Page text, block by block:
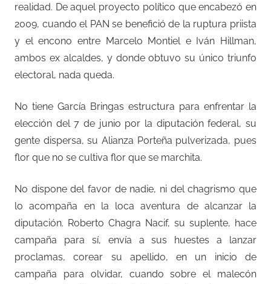
realidad. De aquel proyecto político que encabezó en
2009, cuando el PAN se benefició de la ruptura priista
y el encono entre Marcelo Montiel e Iván Hillman,
ambos ex alcaldes, y donde obtuvo su único triunfo
electoral, nada queda.
No tiene García Bringas estructura para enfrentar la
elección del 7 de junio por la diputación federal, su
gente dispersa, su Alianza Porteña pulverizada, pues
flor que no se cultiva flor que se marchita.
No dispone del favor de nadie, ni del chagrismo que
lo acompaña en la loca aventura de alcanzar la
diputación. Roberto Chagra Nacif, su suplente, hace
campaña para sí, envía a sus huestes a lanzar
proclamas, corear su apellido, en un inicio de
campaña para olvidar, cuando sobre el malecón